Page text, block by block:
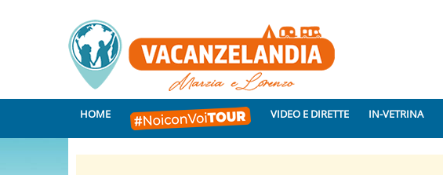
HOME VIDEO E DIRETTE IN-VETRINA